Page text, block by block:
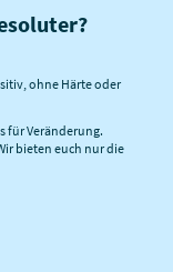
ohne Härte oder
für Veränderung.
bieten euch nur die